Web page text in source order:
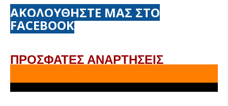
ΑΚΟΛΟΥΘΗΣΤΕ ΜΑΣ ΣΤΟ
FACEBOOK
ΠΡΟΣΦΑΤΕΣ ΑΝΑΡΤΗΣΕΙΣ